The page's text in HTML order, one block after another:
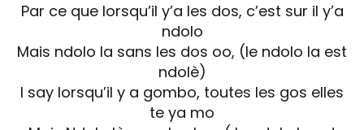
Par ce que lorsqu’il y’a les dos, c’est sur il y’a
ndolo
Mais ndolo la sans les dos oo, (le ndolo la est
ndolè)
I say lorsqu’il y a gombo, toutes les gos elles
te ya mo